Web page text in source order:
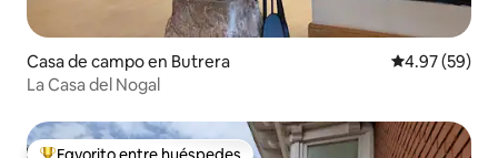
Casa de campo en Butrera Calificación
4.97 (59)
La Casa del Nogal